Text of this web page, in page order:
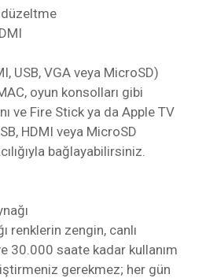
USB, VGA veya MicroSD)
oyun konsolları gibi
ve Fire Stick ya da Apple TV
HDMI veya MicroSD
bağlayabilirsiniz.
renklerin zengin, canlı
30.000 saate kadar kullanım
gerekmez; her gün